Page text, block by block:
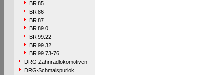
BR 85
BR 86
BR 87
BR 89.0
BR 99.22
BR 99.32
BR 99.73-76
DRG-Zahnradlokomotiven
DRG-Schmalspurlok.